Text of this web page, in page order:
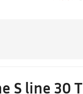
S line 30